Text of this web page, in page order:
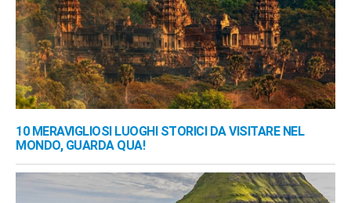
10 MERAVIGLIOSI LUOGHI STORICI DA VISITARE NEL
MONDO, GUARDA QUA!